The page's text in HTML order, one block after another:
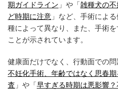
期ガイドライン 」や「雑種犬の
ど時期に注意 」など、手術によ
種によって異なり、また、手術
ことが示されています。
健康面だけでなく、行動面での
不妊化手術、年齢ではなく思春
査 」や「早すぎる時期は悪影響